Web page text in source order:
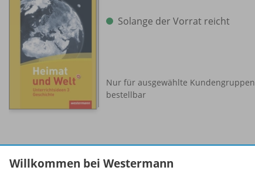
Solange der Vorrat reicht
Nur für ausgewählte Kundengruppen
bestellbar
Willkommen bei Westermann